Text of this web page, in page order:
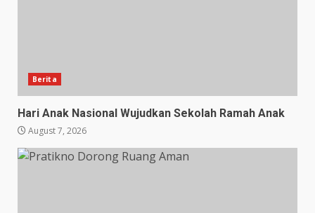
Berita
Hari Anak Nasional Wujudkan Sekolah Ramah Anak
August 7, 2026